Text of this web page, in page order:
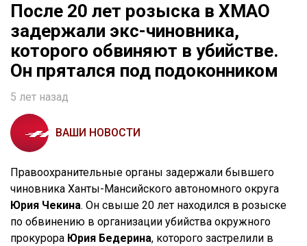
После 20 лет розыска в ХМАО
задержали экс-чиновника,
которого обвиняют в убийстве.
Он прятался под подоконником
5 лет назад
ВАШИ НОВОСТИ
Правоохранительные органы задержали бывшего
чиновника Ханты-Мансийского автономного округа
Юрия Чекина. Он свыше 20 лет находился в розыске
по обвинению в организации убийства окружного
прокурора Юрия Бедерина, которого застрелили в